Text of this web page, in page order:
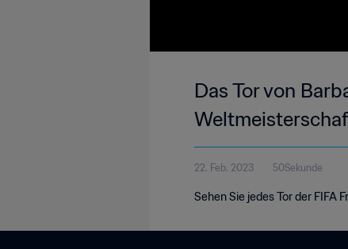
Das Tor von
22. Feb. 2023 50Sekunde
Sehen Sie jedes Tor der FIFA